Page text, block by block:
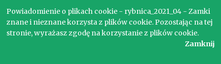
Powiadomienie o plikach cookie - rybnica_2021_04 - Zamki
znane i nieznane korzysta z plików cookie. Pozostając na tej
stronie, wyrażasz zgodę na korzystanie z plików cookie.
Zamknij